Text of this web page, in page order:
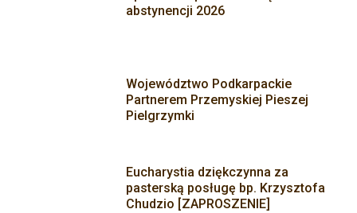
abstynencji 2026
Województwo Podkarpackie
Partnerem Przemyskiej Pieszej
Pielgrzymki
Eucharystia dziękczynna za
pasterską posługę bp. Krzysztofa
Chudzio [ZAPROSZENIE]